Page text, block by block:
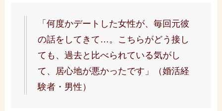
「何度かデートした女性が、毎回元彼
の話をしてきて…。こちらがどう接し
ても、過去と比べられている気がし
て、居心地が悪かったです」（婚活経
験者・男性）